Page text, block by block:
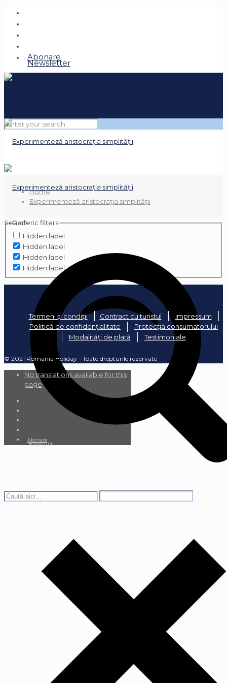
Abonare
Newsletter
Home
Experimenteză aristocrația simplității
Search
Generic filters
Hidden label
Hidden label
Hidden label
Hidden label
Termeni și condiții Contract cu turistul
Impressum
Politică de confidențialitate
Protecția consumatorului
Modalități de plată
Testimoniale
© 2021 Romania Holiday - Toate drepturile rezervate
No translations available for this
page
Abonare
Newsletter